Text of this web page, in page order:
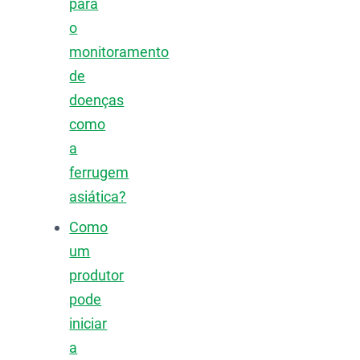
para
o
monitoramento
de
doenças
como
a
ferrugem
asiática?
Como
um
produtor
pode
iniciar
a